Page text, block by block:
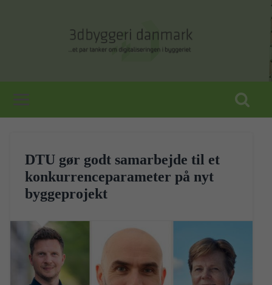
DTU gør godt samarbejde til et
konkurrenceparameter på nyt
byggeprojekt